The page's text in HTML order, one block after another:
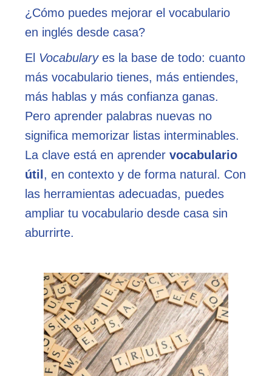
¿Cómo puedes mejorar el vocabulario
en inglés desde casa?
El Vocabularyes la base de todo: cuanto
más vocabulario tienes, más entiendes,
más hablas y más confianza ganas.
Pero aprender palabras nuevas no
significa memorizar listas interminables.
La clave está en aprendervocabulario
útil , en contexto y de forma natural. Con
las herramientas adecuadas, puedes
ampliar tu vocabulario desde casa sin
aburrirte.